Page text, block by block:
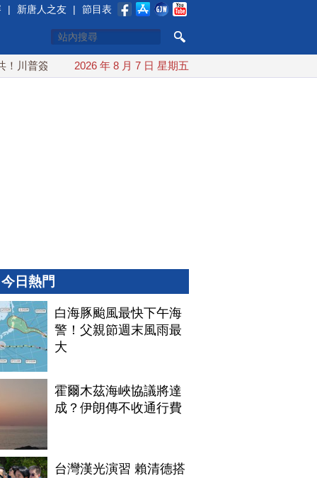
| 新唐人之友 | 節目表
普簽行政令 對多晶矽課15%關稅
2026 年 8 月 7 日 星期五
今日熱門
白海豚颱風最快下午海
警！父親節週末風雨最
大
霍爾木茲海峽協議將達
成？伊朗傳不收通行費
台灣漢光演習 賴清德搭